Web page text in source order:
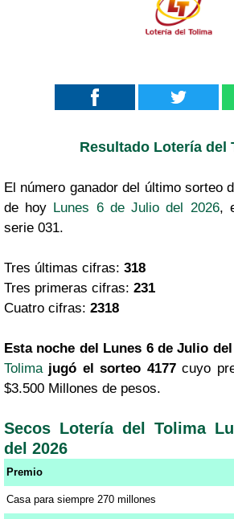
Resultado Lotería del
El número ganador del último sorteo
de hoy Lunes 6 de Julio del 2026,
serie 031.
Tres últimas cifras: 318
Tres primeras cifras: 231
Cuatro cifras: 2318
Esta noche del Lunes 6 de Julio del
Tolima jugó el sorteo 4177cuyo
$3.500 Millones de pesos.
Secos Lotería del Tolima
del 2026
Premio
Casa para siempre 270 millones